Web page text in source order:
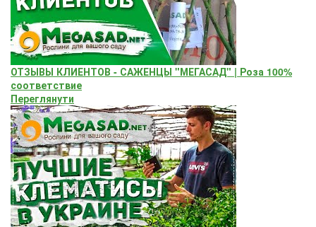
ОТЗЫВЫ КЛИЕНТОВ - САЖЕНЦЫ "МЕГАСАД" | Роза 100%
соответствие
Переглянути